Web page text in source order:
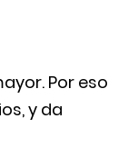
Por eso
y da